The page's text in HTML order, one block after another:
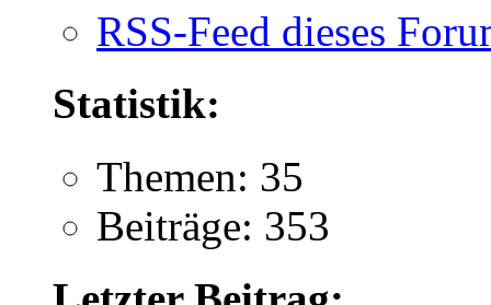
RSS-Feed dieses
Statistik:
Themen: 35
Beiträge: 353